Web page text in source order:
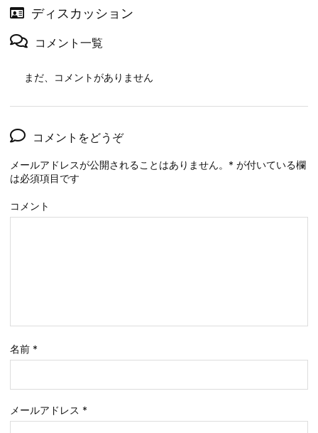
ディスカッション
コメント一覧
まだ、コメントがありません
コメントをどうぞ
メールアドレスが公開されることはありません。 * が付いている欄
は必須項目です
コメント
名前 *
メールアドレス *